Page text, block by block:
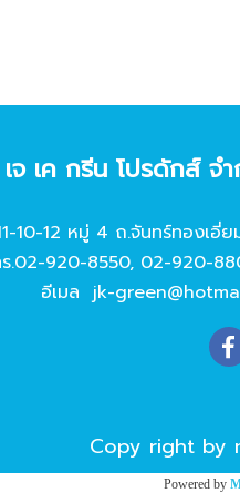
จ เค กรีน โปรดักส์ จํ
10-12 หมู่ 4 ถ.จันทร์ทองเอี่
.02-920-8550, 02-920-
อีเมล jk-
Copy right by
Powered by